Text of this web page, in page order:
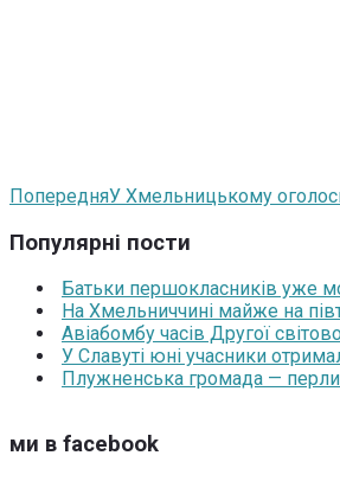
ПопередняУ Хмельницькому
Популярні пости
Батьки першокласників уже
На Хмельниччині майже на
Авіабомбу часів Другої
У Славуті юні учасники
Плужненська громада —
ми в facebook